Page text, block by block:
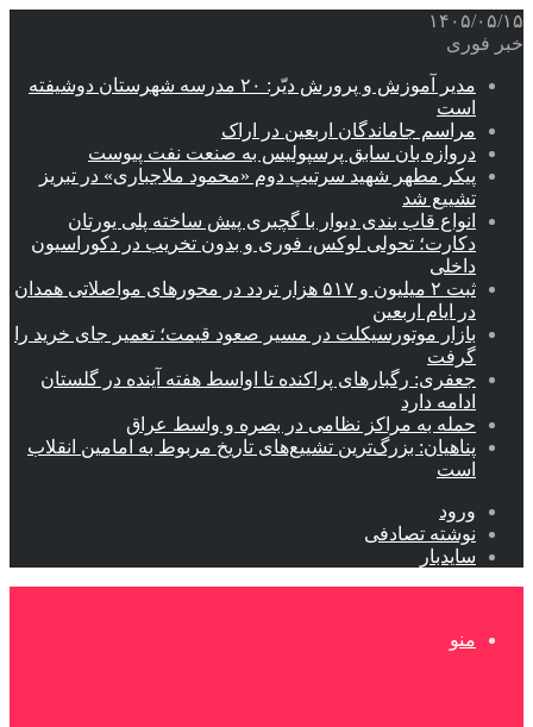
۱۴۰۵/۰۵/۱۵
خبر فوری
مدیر آموزش و پرورش دیّر: ۲۰ مدرسه شهرستان دوشیفته
است
مراسم جاماندگان اربعین در اراک
دروازه بان سابق پرسپولیس به صنعت نفت پیوست
پیکر مطهر شهید سرتیپ دوم «محمود ملاجباری» در تبریز
تشییع شد
انواع قاب بندی دیوار با گچبری پیش ساخته پلی یورتان
دکارت؛ تحولی لوکس، فوری و بدون تخریب در دکوراسیون
داخلی
ثبت ۲ میلیون و ۵۱۷ هزار تردد در محورهای مواصلاتی همدان
در ایام اربعین
بازار موتورسیکلت در مسیر صعود قیمت؛ تعمیر جای خرید را
گرفت
جعفری: رگبارهای پراکنده تا اواسط هفته آینده در گلستان
ادامه دارد
حمله به مراکز نظامی در بصره و واسط عراق
پناهیان: بزرگ‌ترین تشییع‌های تاریخ مربوط به امامین انقلاب
است
ورود
نوشته تصادفی
سایدبار
منو